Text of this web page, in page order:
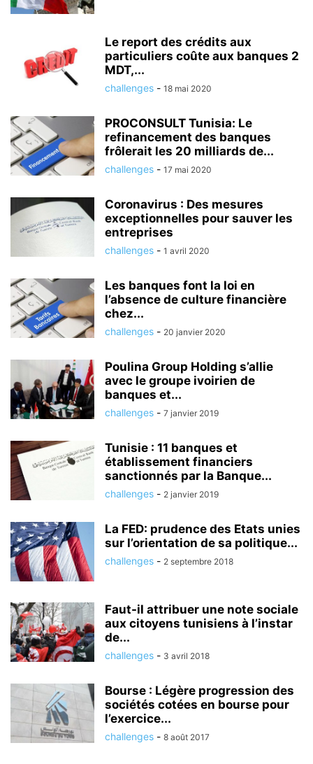
Le report des crédits aux
particuliers coûte aux banques 2
MDT,...
challenges - 18 mai 2020
PROCONSULT Tunisia: Le
refinancement des banques
frôlerait les 20 milliards de...
challenges - 17 mai 2020
Coronavirus : Des mesures
exceptionnelles pour sauver les
entreprises
challenges - 1 avril 2020
Les banques font la loi en
l’absence de culture financière
chez...
challenges - 20 janvier 2020
Poulina Group Holding s’allie
avec le groupe ivoirien de
banques et...
challenges - 7 janvier 2019
Tunisie : 11 banques et
établissement financiers
sanctionnés par la Banque...
challenges - 2 janvier 2019
La FED: prudence des Etats unies
sur l’orientation de sa politique...
challenges - 2 septembre 2018
Faut-il attribuer une note sociale
aux citoyens tunisiens à l’instar
de...
challenges - 3 avril 2018
Bourse : Légère progression des
sociétés cotées en bourse pour
l’exercice...
challenges - 8 août 2017